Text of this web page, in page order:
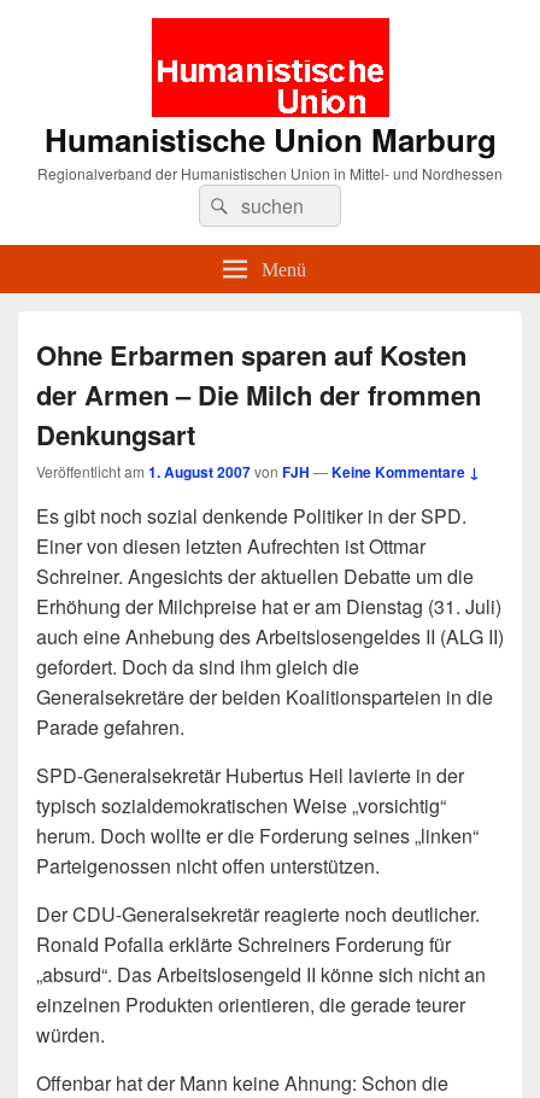
Humanistische Union Marburg
Regionalverband der Humanistischen Union in Mittel- und Nordhessen
Suche
nach:
Suchen
Menü
Ohne Erbarmen sparen auf Kosten
der Armen – Die Milch der frommen
Denkungsart
Veröffentlicht am 1. August 2007von FJH —Keine Kommentare ↓
Es gibt noch sozial denkende Politiker in der SPD.
Einer von diesen letzten Aufrechten ist Ottmar
Schreiner. Angesichts der aktuellen Debatte um die
Erhöhung der Milchpreise hat er am Dienstag (31. Juli)
auch eine Anhebung des Arbeitslosengeldes II (ALG II)
gefordert. Doch da sind ihm gleich die
Generalsekretäre der beiden Koalitionsparteien in die
Parade gefahren.
SPD-Generalsekretär Hubertus Heil lavierte in der
typisch sozialdemokratischen Weise „vorsichtig“
herum. Doch wollte er die Forderung seines „linken“
Parteigenossen nicht offen unterstützen.
Der CDU-Generalsekretär reagierte noch deutlicher.
Ronald Pofalla erklärte Schreiners Forderung für
„absurd“. Das Arbeitslosengeld II könne sich nicht an
einzelnen Produkten orientieren, die gerade teurer
würden.
Offenbar hat der Mann keine Ahnung: Schon die